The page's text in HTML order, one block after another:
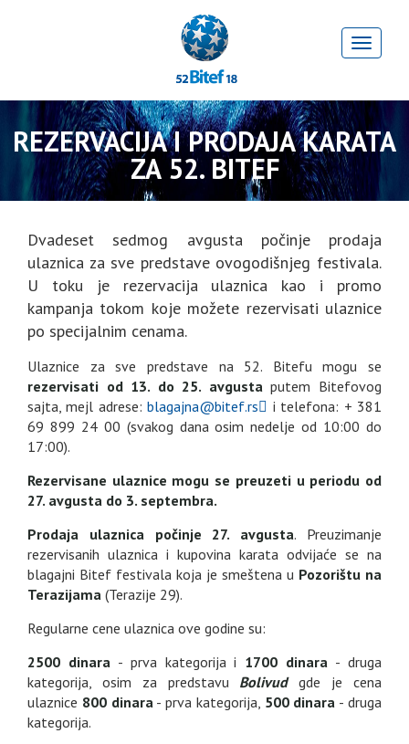
REZERVACIJA I PRODAJA KARATA
ZA 52. BITEF
Dvadeset sedmog avgusta počinje prodaja
ulaznica za sve predstave ovogodišnjeg festivala.
U toku je rezervacija ulaznica kao i promo
kampanja tokom koje možete rezervisati ulaznice
po specijalnim cenama.
Ulaznice za sve predstave na 52. Bitefu mogu se
rezervisati od 13. do 25. avgustaputem Bitefovog
sajta, mejl adrese:
i telefona: + 381
69 899 24 00 (svakog dana osim nedelje od 10:00 do
17:00).
Rezervisane ulaznice mogu se preuzeti u periodu od
27. avgusta do 3. septembra.
Prodaja ulaznica počinje 27. avgusta. Preuzimanje
rezervisanih ulaznica i kupovina karata odvijaće se na
blagajni Bitef festivala koja je smeštena u Pozorištu na
Terazijama (Terazije 29).
Regularne cene ulaznica ove godine su:
2500 dinara- prva kategorija i 1700 dinara - druga
kategorija, osim za predstavu Bolivudgde je cena
ulaznice 800 dinara- prva kategorija, 500 dinara - druga
kategorija.